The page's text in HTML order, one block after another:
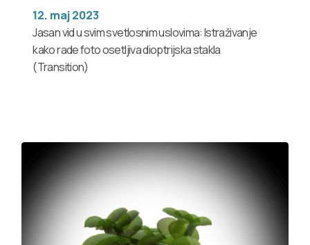
12. maj 2023
Jasan vid u svim svetlosnim uslovima: Istraživanje
kako rade foto osetljiva dioptrijska stakla
(Transition)